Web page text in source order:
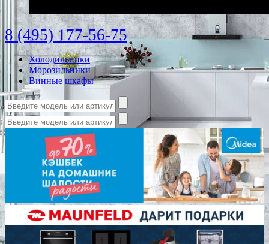
8 (495) 177-56-75
Холодильники
Морозильники
Винные шкафы